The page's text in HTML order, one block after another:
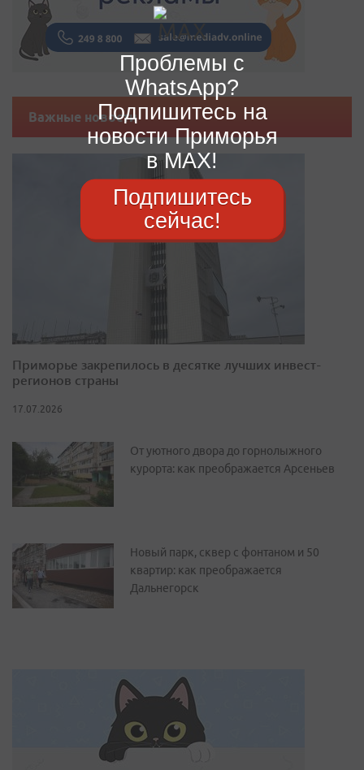
Важные новости
Приморье закрепилось в десятке лучших инвест-
регионов страны
17.07.2026
От уютного двора до горнолыжного
курорта: как преображается Арсеньев
Новый парк, сквер с фонтаном и 50
квартир: как преображается
Дальнегорск
Проблемы с
WhatsApp?
Подпишитесь на
новости Приморья
в MAX!
Подпишитесь
сейчас!